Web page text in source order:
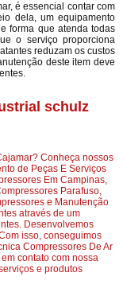
é essencial contar com
dela, um equipamento
forma que atenda todas
o serviço proporciona
reduzam os custos
deste item deve
schulz
Conheça nossos
de Peças E Serviços
Em Campinas,
Parafuso,
e Manutenção
através de um
Desenvolvemos
isso, conseguimos
Compressores De Ar
contato com nossa
e produtos